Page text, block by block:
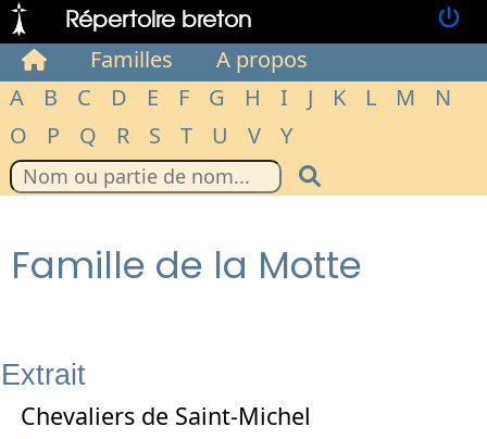
Répertoire breton
Familles
A propos
A
B C D E F G H I J K L M
N
O
P Q R S T U V Y
Famille de la Motte
Extrait
Chevaliers de Saint-Michel